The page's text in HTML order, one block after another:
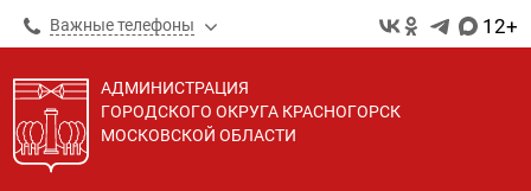
Важные телефоны 12+
АДМИНИСТРАЦИЯ
ГОРОДСКОГО ОКРУГА КРАСНОГОРСК
МОСКОВСКОЙ ОБЛАСТИ